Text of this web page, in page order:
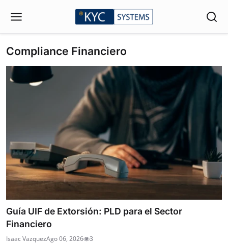
Compliance Financiero
Guía UIF de Extorsión: PLD para el Sector
Financiero
Isaac VazquezAgo 06, 2026 3